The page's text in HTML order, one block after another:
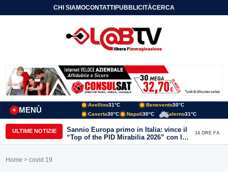
CHI SIAMOCONTATTIPUBBLICITÀCERCA
MENÙ
+
Avellino31°C Benevento30°C
Caserta30°C Napoli30°C Salerno31°C
ULTIME NOTIZIE
Sannio Europa primo in Italia: vince il
“Top of the PID Mirabilia 2026” con la
realtà virtuale nei musei del Sannio
14 ORE FA
Home > covid 19